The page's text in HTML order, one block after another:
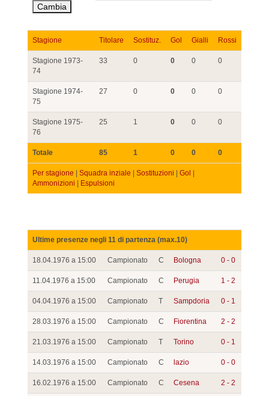
Stagione Titolare Sostituz. Gol Gialli Rossi
Stagione 1973-
74
33 0 0 0 0
Stagione 1974-
75
27 0 0 0 0
Stagione 1975-
76
25 1 0 0 0
Totale 85 1 0 0 0
Per stagione Squadra inziale Sostituzioni Gol
Ammonizioni
Espulsioni
Ultime presenze negli 11 di partenza (max.10)
18.04.1976 a 15:00 Campionato C Bologna 0 - 0
11.04.1976 a 15:00 Campionato C Perugia 1 - 2
04.04.1976 a 15:00 Campionato T Sampdoria 0 - 1
28.03.1976 a 15:00 Campionato C Fiorentina 2 - 2
21.03.1976 a 15:00 Campionato T Torino 0 - 1
14.03.1976 a 15:00 Campionato C lazio 0 - 0
16.02.1976 a 15:00 Campionato C Cesena 2 - 2